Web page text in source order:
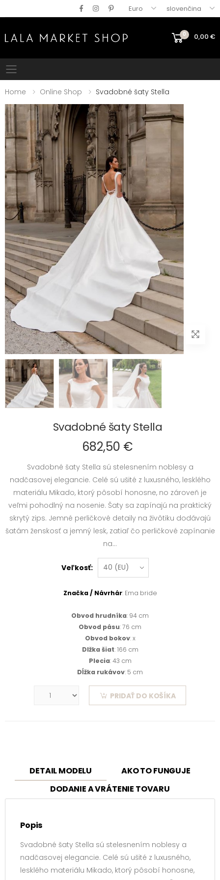
Euro slovenčina
0 0,00 €
Mobile menu
Home Online Shop Svadobné šaty Stella
Svadobné šaty Stella
682,50 €
Svadobné šaty Stella sú stelesnením noblesy a
nadčasovej elegancie. Celé sú ušité z luxusného, lesklého
materiálu Mikado, ktorý pôsobí honosne, no zároveň je
veľmi pohodlný na nosenie. Šaty sa zapínajú na praktický
skrytý zips. Jemné perličkové detaily na živôtiku dodávajú
šatám ženskosť a jemný lesk, zatiaľ čo perličkové zapínanie
na...
Veľkosť:
Značka / Návrhár: Ema bride
Obvod hrudníka: 94 cm
Obvod pásu: 76 cm
Obvod bokov: x
Dlžka šiat: 166 cm
Plecia: 43 cm
Dĺžka rukávov: 5 cm
PRIDAŤ DO KOŠÍKA
DETAIL MODELU
AKO TO FUNGUJE
DODANIE A VRÁTENIE TOVARU
Popis
Svadobné šaty Stella sú stelesnením noblesy a
nadčasovej elegancie. Celé sú ušité z luxusného,
lesklého materiálu Mikado, ktorý pôsobí honosne,